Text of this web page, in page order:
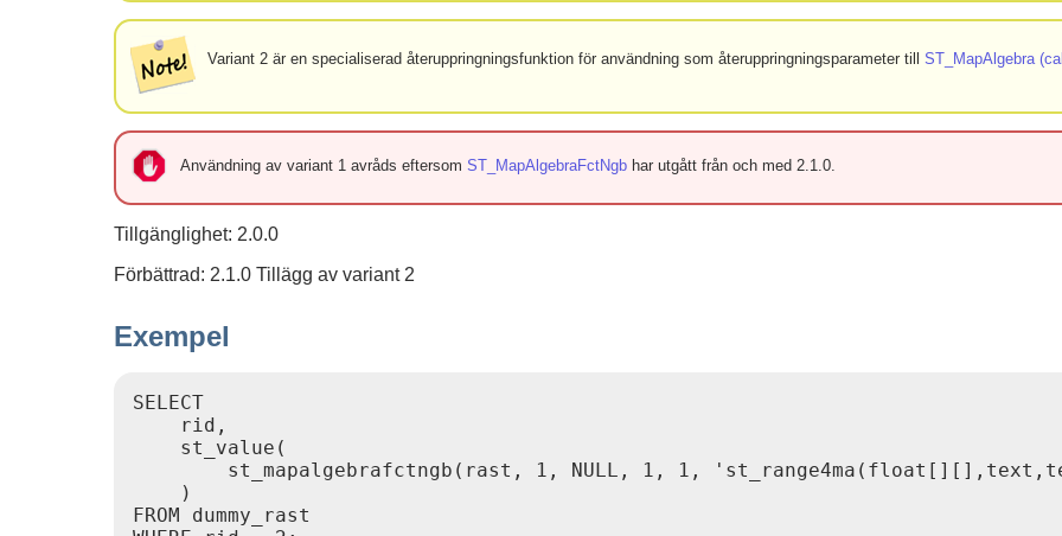
Variant 2 är en specialiserad återuppringningsfunktion för användning som återuppringningsparameter tillST_MapAlgebra
Användning av variant 1 avråds eftersomST_MapAlgebraFctNgb har utgått från och med 2.1.0.
Tillgänglighet: 2.0.0
Förbättrad: 2.1.0 Tillägg av variant 2
Exempel
SELECT
    rid,
    st_value(
st_mapalgebrafctngb(rast, 1, NULL, 1, 1,
    )
FROM dummy_rast